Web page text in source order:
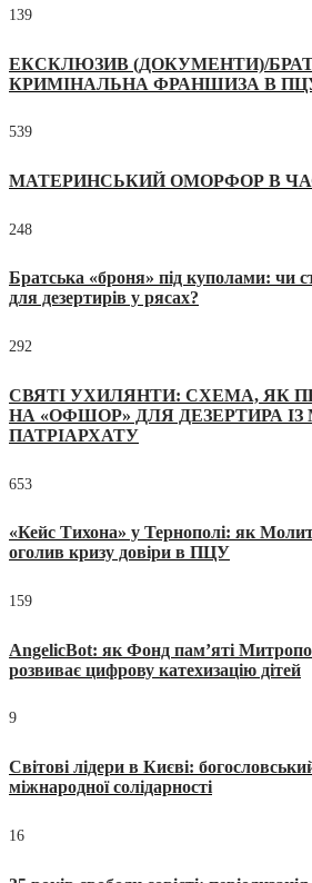
139
ЕКСКЛЮЗИВ (ДОКУМЕНТИ)/
КРИМІНАЛЬНА ФРАНШИЗА В
539
МАТЕРИНСЬКИЙ ОМОРФОР В
248
Братська «броня» під куполами: чи
для дезертирів у рясах?
292
СВЯТІ УХИЛЯНТИ: СХЕМА, ЯК
НА «ОФШОР» ДЛЯ ДЕЗЕРТИРА
ПАТРІАРХАТУ
653
«Кейс Тихона» у Тернополі: як
оголив кризу довіри в ПЦУ
159
AngelicBot: як Фонд пам’яті
розвиває цифрову катехизацію дітей
9
Світові лідери в Києві:
міжнародної солідарності
16